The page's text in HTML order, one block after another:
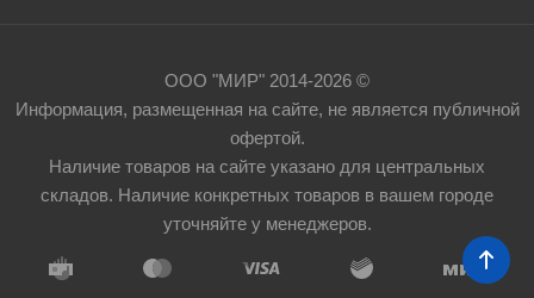
ООО "МИР" 2014-2026 ©
Информация, размещенная на сайте, не является публичной
офертой.
Наличие товаров на сайте указано для центральных
складов. Наличие конкретных товаров в вашем городе
уточняйте у менеджеров.